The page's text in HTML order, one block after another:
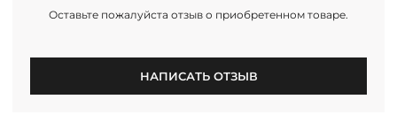
Оставьте пожалуйста отзыв о приобретенном товаре.
НАПИСАТЬ ОТЗЫВ